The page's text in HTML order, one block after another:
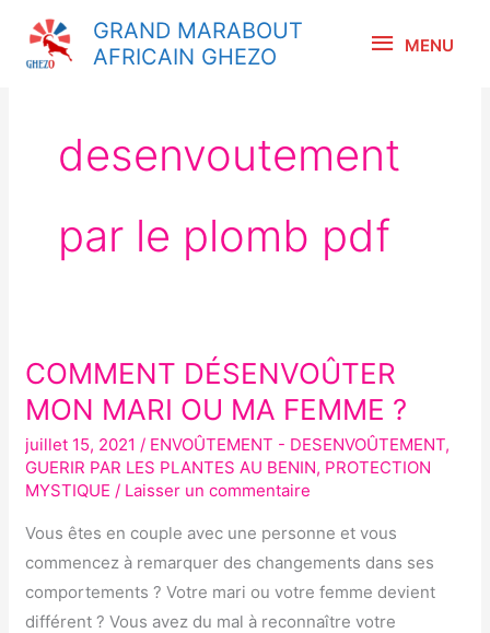
contenu
GRAND MARABOUT
AFRICAIN GHEZO
MENU
desenvoutement
par le plomb pdf
COMMENT DÉSENVOÛTER
MON MARI OU MA FEMME ?
juillet 15, 2021 / ENVOÛTEMENT - DESENVOÛTEMENT,
GUERIR PAR LES PLANTES AU BENIN, PROTECTION
MYSTIQUE / Laisser un commentaire
Vous êtes en couple avec une personne et vous
commencez à remarquer des changements dans ses
comportements ? Votre mari ou votre femme devient
différent ? Vous avez du mal à reconnaître votre
COMMENT
DÉSENVOÛTER
MON
MARI
OU
FEMME
?